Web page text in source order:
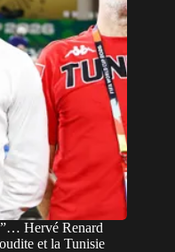
Hervé Renard
et la Tunisie